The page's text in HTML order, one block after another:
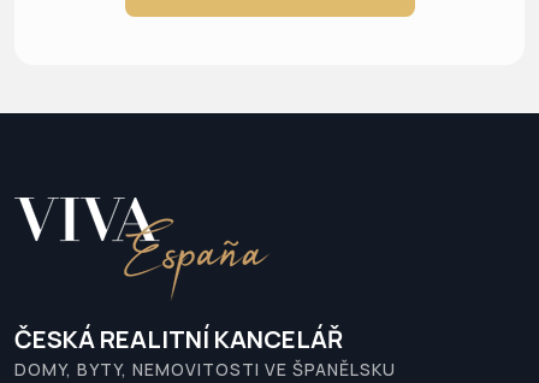
ČESKÁ REALITNÍ KANCELÁŘ
DOMY, BYTY, NEMOVITOSTI VE ŠPANĚLSKU